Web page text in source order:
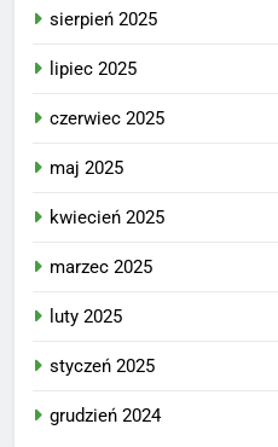
sierpień 2025
lipiec 2025
czerwiec 2025
maj 2025
kwiecień 2025
marzec 2025
luty 2025
styczeń 2025
grudzień 2024